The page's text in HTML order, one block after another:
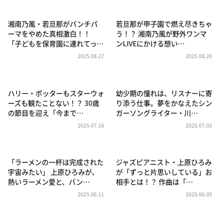
news おかえり
河合＆A.B.C-Z塚田×福井アナ「なんでやねん！？」
（news おかえり）
朝だ！生です旅サラダ
教えて！ニュースライブ 正義のミカタ
ポツンと一軒家
ザキ山小屋本館
湘南乃風・若旦那がパンチパ
ーマをやめた真相激白！！
「子どもを保育園に連れてっ…
2025.08.27
若旦那が甲子園で燃え尽きちゃ
う！？ 湘南乃風が野外ワンマ
ンLIVEにかける想い…
2025.08.20
ハリー・ポッターもスターウォ
ーズも観たことない！？ 30歳
の節目を迎え「今まで…
2025.07.16
幼少期の憧れは、リスナーに寄
り添う仕事。夢をかなえたシン
ガーソングライター・川…
2025.07.02
「ラーメンの一杯は完成された
宇宙みたい」 上原ひろみが、
熱いラーメン愛と、バン…
2025.06.11
ジャズピアニスト・上原ひろみ
が「ずっと片思いしている」お
相手とは！？ 作曲は「…
2025.06.05